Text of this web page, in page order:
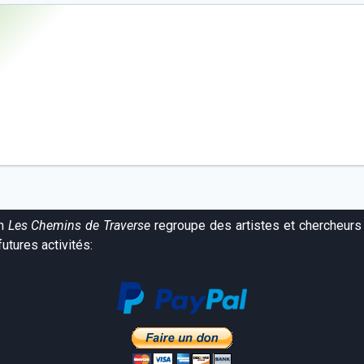
Les Chemins de Traverse regroupe des artistes et
activités: